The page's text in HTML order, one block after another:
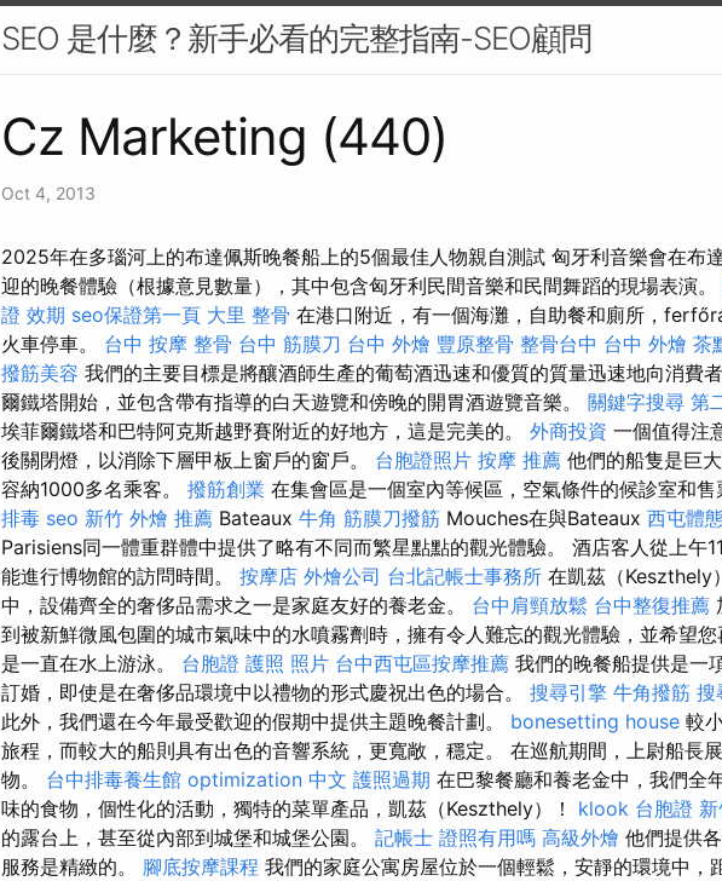
SEO 是什麼？新手必看的完整指南-SEO顧問
Cz Marketing (440)
Oct 4, 2013
2025年在多瑙河上的布達佩斯晚餐船上的5個最佳人物親自測試 匈牙利音樂會在布
迎的晚餐體驗（根據意見數量），其中包含匈牙利民間音樂和民間舞蹈的現場表演。
證 效期 seo保證第一頁 大里 整骨 在港口附近，有一個海灘，自助餐和廁所，
火車停車。 台中 按摩 整骨 台中 筋膜刀 台中 外燴 豐原整骨 整骨台中 台中 外燴 茶
撥筋美容 我們的主要目標是將釀酒師生產的葡萄酒迅速和優質的質量迅速地向消費
爾鐵塔開始，並包含帶有指導的白天遊覽和傍晚的開胃酒遊覽音樂。 關鍵字搜尋 第
埃菲爾鐵塔和巴特阿克斯越野賽附近的好地方，這是完美的。 外商投資 一個值得注
後關閉燈，以消除下層甲板上窗戶的窗戶。 台胞證照片 按摩 推薦 他們的船隻是巨
容納1000多名乘客。 撥筋創業 在集會區是一個室內等候區，空氣條件的候診室和售
排毒 seo 新竹 外燴 推薦 Bateaux 牛角 筋膜刀撥筋 Mouches在與Bateaux 西屯體
Parisiens同一體重群體中提供了略有不同而繁星點點的觀光體驗。 酒店客人從上午
能進行博物館的訪問時間。 按摩店 外燴公司 台北記帳士事務所 在凱茲（Keszthely
中，設備齊全的奢侈品需求之一是家庭友好的養老金。 台中肩頸放鬆 台中整復推薦
到被新鮮微風包圍的城市氣味中的水噴霧劑時，擁有令人難忘的觀光體驗，並希望
是一直在水上游泳。 台胞證 護照 照片 台中西屯區按摩推薦 我們的晚餐船提供是一
訂婚，即使是在奢侈品環境中以禮物的形式慶祝出色的場合。 搜尋引擎 牛角撥筋 搜
此外，我們還在今年最受歡迎的假期中提供主題晚餐計劃。 bonesetting house 較
旅程，而較大的船則具有出色的音響系統，更寬敞，穩定。 在巡航期間，上尉船長
物。 台中排毒養生館 optimization 中文 護照過期 在巴黎餐廳和養老金中，我們全
味的食物，個性化的活動，獨特的菜單產品，凱茲（Keszthely）！ klook 台胞證
的露台上，甚至從內部到城堡和城堡公園。 記帳士 證照有用嗎 高級外燴 他們提供
服務是精緻的。 腳底按摩課程 我們的家庭公寓房屋位於一個輕鬆，安靜的環境中，